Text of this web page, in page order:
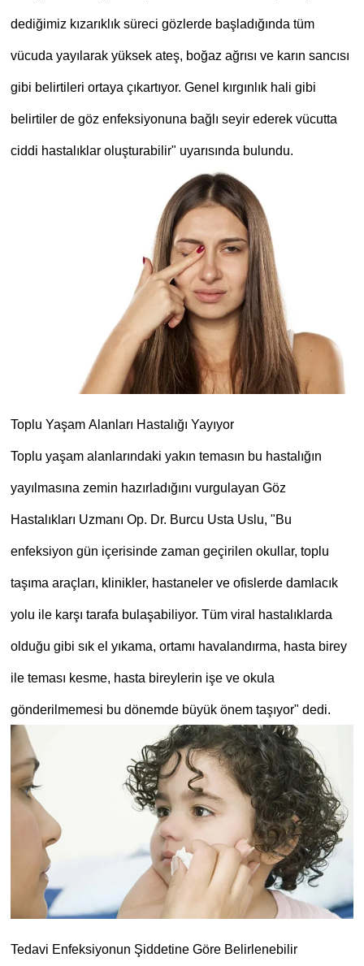
dediğimiz kızarıklık süreci gözlerde başladığında tüm
vücuda yayılarak yüksek ateş, boğaz ağrısı ve karın sancısı
gibi belirtileri ortaya çıkartıyor. Genel kırgınlık hali gibi
belirtiler de göz enfeksiyonuna bağlı seyir ederek vücutta
ciddi hastalıklar oluşturabilir" uyarısında bulundu.
Toplu Yaşam Alanları Hastalığı Yayıyor
Toplu yaşam alanlarındaki yakın temasın bu hastalığın
yayılmasına zemin hazırladığını vurgulayan Göz
Hastalıkları Uzmanı Op. Dr. Burcu Usta Uslu, "Bu
enfeksiyon gün içerisinde zaman geçirilen okullar, toplu
taşıma araçları, klinikler, hastaneler ve ofislerde damlacık
yolu ile karşı tarafa bulaşabiliyor. Tüm viral hastalıklarda
olduğu gibi sık el yıkama, ortamı havalandırma, hasta birey
ile teması kesme, hasta bireylerin işe ve okula
gönderilmemesi bu dönemde büyük önem taşıyor" dedi.
Tedavi Enfeksiyonun Şiddetine Göre Belirlenebilir